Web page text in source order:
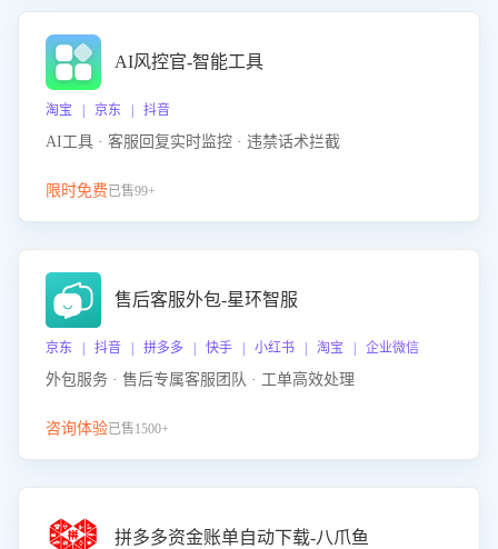
AI风控官-智能工具
淘宝 | 京东 | 抖音
AI工具 · 客服回复实时监控 · 违禁话术拦截
限时免费已售99+
售后客服外包-星环智服
京东 | 抖音 | 拼多多 | 快手 | 小红书 | 淘宝 | 企业微信
外包服务 · 售后专属客服团队 · 工单高效处理
咨询体验已售1500+
拼多多资金账单自动下载-八爪鱼